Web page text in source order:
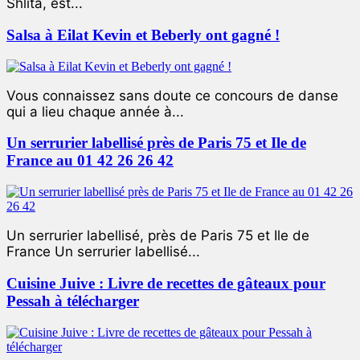
Shlita, est...
Salsa à Eilat Kevin et Beberly ont gagné !
Vous connaissez sans doute ce concours de danse
qui a lieu chaque année à...
Un serrurier labellisé près de Paris 75 et Ile de
France au 01 42 26 26 42
Un serrurier labellisé, près de Paris 75 et Ile de
France Un serrurier labellisé...
Cuisine Juive : Livre de recettes de gâteaux pour
Pessah à télécharger